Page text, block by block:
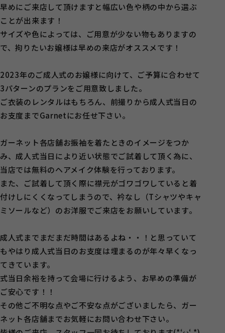
早めにご来店して頂けますと幅広い色や柄の中から選ぶ
ことが出来ます！
サイズや色によっては、ご用意が少ない物もありますの
で、拘りたいお嬢様は早めの来店がオススメです！
2023年のご成人式のお嬢様に向けて、ご予算に合わせて
3パターンのプランをご用意致しました。
ご衣装のレンタルはもちろん、前撮りから成人式当日の
お支度までGarnetにお任せ下さい。
ガーネット各店舗お振袖を着たときのイメージをつか
み、成人式当日により近い状態でご試着して頂く為に、
当店では無料のヘアメイク体験を行っております。
また、ご試着して頂く際に襟元がゴワゴワしていると着
付けしにくくなってしまうので、衿なし（Tシャツやキャ
ミソールなど）のお洋服でご来店をお願いしています。
成人式までまだまだ時間はあるよね・・！と思っていて
もやはり成人式当日のお支度は埋まるのが年々早くなっ
てきています。
式当日余裕を持って会場に行けるよう、お早めの準備が
ご安心です！！
その他ご不明な点やご不安な点がございましたら、ガー
ネット各店舗までお気軽にお問い合わせ下さい。